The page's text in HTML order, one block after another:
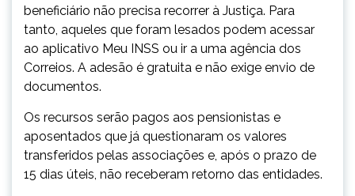
beneficiário não precisa recorrer à Justiça. Para
tanto, aqueles que foram lesados podem acessar
ao aplicativo Meu INSS ou ir a uma agência dos
Correios. A adesão é gratuita e não exige envio de
documentos.
Os recursos serão pagos aos pensionistas e
aposentados que já questionaram os valores
transferidos pelas associações e, após o prazo de
15 dias úteis, não receberam retorno das entidades.